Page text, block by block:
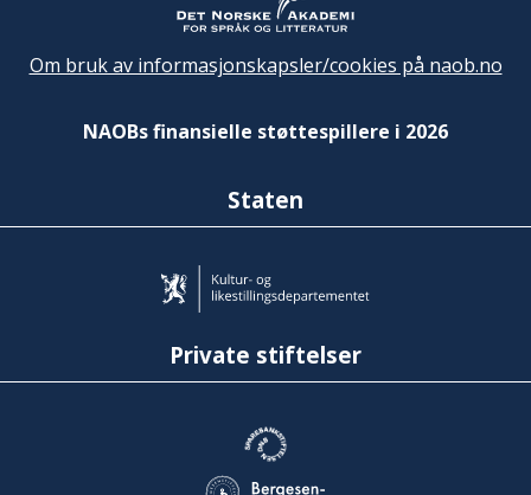
Om bruk av informasjonskapsler/cookies på naob.no
NAOBs finansielle støttespillere i 2026
Staten
Private stiftelser